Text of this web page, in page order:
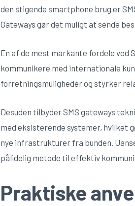
den stigende smartphone brug er
Gateways gør det muligt at sende
En af de mest markante fordele ved
kommunikere med internationale
forretningsmuligheder og styrker
Desuden tilbyder SMS gateways
med eksisterende systemer, hvilket
nye infrastrukturer fra bunden.
pålidelig metode til effektiv
Praktiske